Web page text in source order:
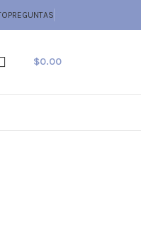
PREGUNTAS
$0.00